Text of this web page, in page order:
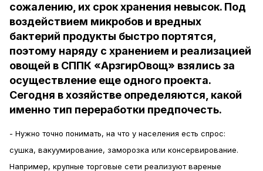
сожалению, их срок хранения невысок. Под
воздействием микробов и вредных
бактерий продукты быстро портятся,
поэтому наряду с хранением и реализацией
овощей в СППК «АрзгирОвощ» взялись за
осуществление еще одного проекта.
Сегодня в хозяйстве определяются, какой
именно тип переработки предпочесть.
- Нужно точно понимать, на что у населения есть спрос:
сушка, вакуумирование, заморозка или консервирование.
Например, крупные торговые сети реализуют вареные